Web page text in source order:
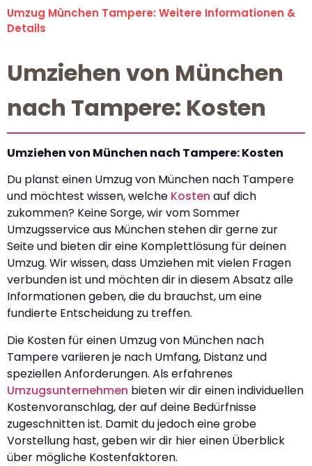
Umzug München Tampere: Weitere Informationen &
Details
Umziehen von München
nach Tampere: Kosten
Umziehen von München nach Tampere: Kosten
Du planst einen Umzug von München nach Tampere
und möchtest wissen, welche Kosten auf dich
zukommen? Keine Sorge, wir vom Sommer
Umzugsservice aus München stehen dir gerne zur
Seite und bieten dir eine Komplettlösung für deinen
Umzug. Wir wissen, dass Umziehen mit vielen Fragen
verbunden ist und möchten dir in diesem Absatz alle
Informationen geben, die du brauchst, um eine
fundierte Entscheidung zu treffen.
Die Kosten für einen Umzug von München nach
Tampere variieren je nach Umfang, Distanz und
speziellen Anforderungen. Als erfahrenes
Umzugsunternehmen bieten wir dir einen individuellen
Kostenvoranschlag, der auf deine Bedürfnisse
zugeschnitten ist. Damit du jedoch eine grobe
Vorstellung hast, geben wir dir hier einen Überblick
über mögliche Kostenfaktoren.